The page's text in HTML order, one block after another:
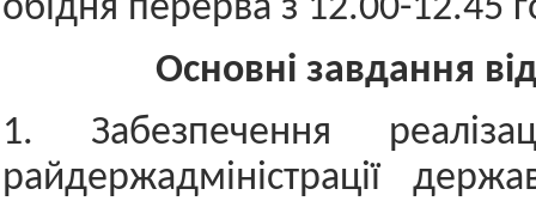
обідня перерва з 12.00-12.45
Основні завдання
1. Забезпечення
райдержадміністрації